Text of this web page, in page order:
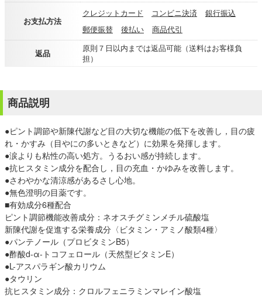
お支払方法
クレジットカード コンビニ決済
銀行振込
郵便振替
後払い 商品代引
返品
原則７日以内までは返品可能（送料はお客様負
担）
商品説明
●ピント調節や新陳代謝など目の大切な機能の低下を改善し，目の疲
れ・かすみ（目やにの多いときなど）に効果を発揮します。
●涙よりも粘性の高い処方。うるおい感が持続します。
●抗ヒスタミン成分を配合し，目の充血・かゆみを改善します。
●さわやかな清涼感があるさし心地。
●無色澄明の目薬です。
■有効成分6種配合
ピント調節機能改善成分：ネオスチグミンメチル硫酸塩
新陳代謝を促進する栄養成分〈ビタミン・アミノ酸類4種〉
●パンテノール（プロビタミンB5）
●酢酸d-α-トコフェロール（天然型ビタミンE）
●L-アスパラギン酸カリウム
●タウリン
抗ヒスタミン成分：クロルフェニラミンマレイン酸塩